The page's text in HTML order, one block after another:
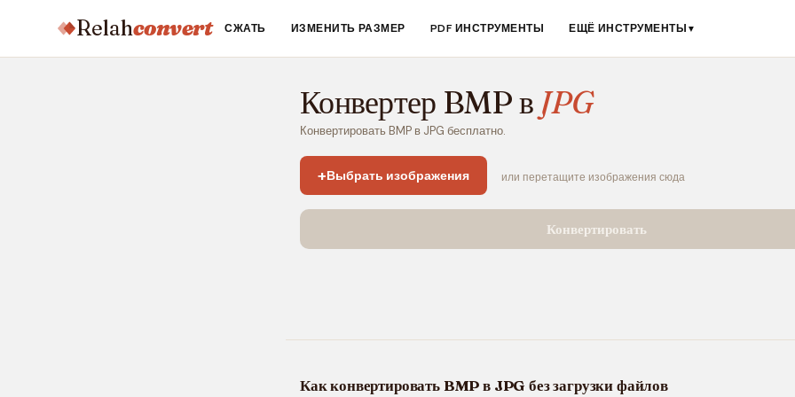
Relahconvert СЖАТЬ ИЗМЕНИТЬ РАЗМЕР PDF ИНСТРУМЕНТЫ ЕЩЁ ИНСТРУМЕНТЫ ▼
Конвертер BMP в JPG
Конвертировать BMP в JPG бесплатно.
+Выбрать изображения или перетащите изображения сюда
Конвертировать
Как конвертировать BMP в JPG без загрузки файлов